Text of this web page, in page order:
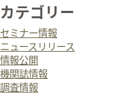
カテゴリー
セミナー情報
ニュースリリース
情報公開
機関誌情報
調査情報